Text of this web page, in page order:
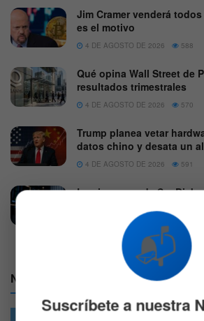
Jim Cramer venderá
es el motivo
4 DE AGOSTO DE 2026 588
Qué opina Wall Street de
resultados trimestrales
4 DE AGOSTO DE 2026 570
Trump planea vetar
datos chino y desata un
4 DE AGOSTO DE 2026 591
Los ingresos de SanDisk
5 DE AGOSTO DE 2026 580
Nuestras Redes:
📬
Suscríbete a nuestra